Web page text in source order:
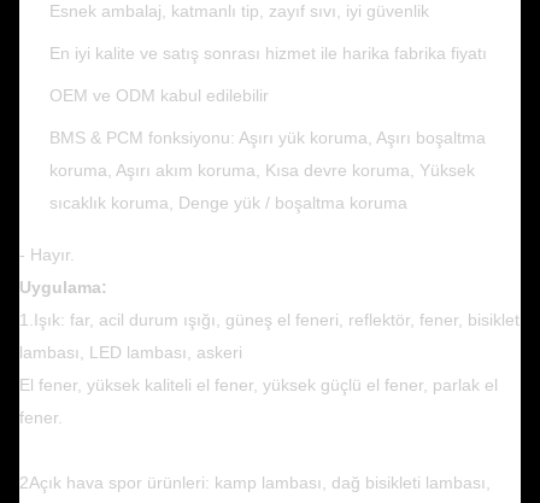
Esnek ambalaj, katmanlı tip, zayıf sıvı, iyi güvenlik
En iyi kalite ve satış sonrası hizmet ile harika fabrika fiyatı
OEM ve ODM kabul edilebilir
BMS & PCM fonksiyonu: Aşırı yük koruma, Aşırı boşaltma
koruma, Aşırı akım koruma, Kısa devre koruma, Yüksek
sıcaklık koruma, Denge yük / boşaltma koruma
- Hayır.
Uygulama:
1.Işık: far, acil durum ışığı, güneş el feneri, reflektör, fener, bisiklet
lambası, LED lambası, askeri
El fener, yüksek kaliteli el fener, yüksek güçlü el fener, parlak el
fener.
2Açık hava spor ürünleri: kamp lambası, dağ bisikleti lambası,